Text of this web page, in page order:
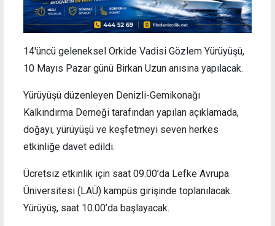
14'üncü geleneksel Orkide Vadisi Gözlem Yürüyüşü,
10 Mayıs Pazar günü Birkan Uzun anısına yapılacak.
Yürüyüşü düzenleyen Denizli-Gemikonağı
Kalkındırma Derneği tarafından yapılan açıklamada,
doğayı, yürüyüşü ve keşfetmeyi seven herkes
etkinliğe davet edildi.
Ücretsiz etkinlik için saat 09.00’da Lefke Avrupa
Üniversitesi (LAÜ) kampüs girişinde toplanılacak.
Yürüyüş, saat 10.00’da başlayacak.